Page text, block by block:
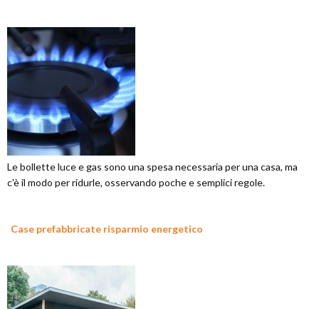
Le bollette luce e gas sono una spesa necessaria per una casa, ma
c'è il modo per ridurle, osservando poche e semplici regole.
Case prefabbricate risparmio energetico